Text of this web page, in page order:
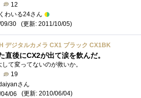
12
くわいる24さん
30
(更新: 2011/10/05)
デジタルカメラ CX1 ブラック CX1BK
直後にCX2が出て涙を飲んだ。
して変ってないのが救いか。
19
さん
06
(更新: 2010/06/04)